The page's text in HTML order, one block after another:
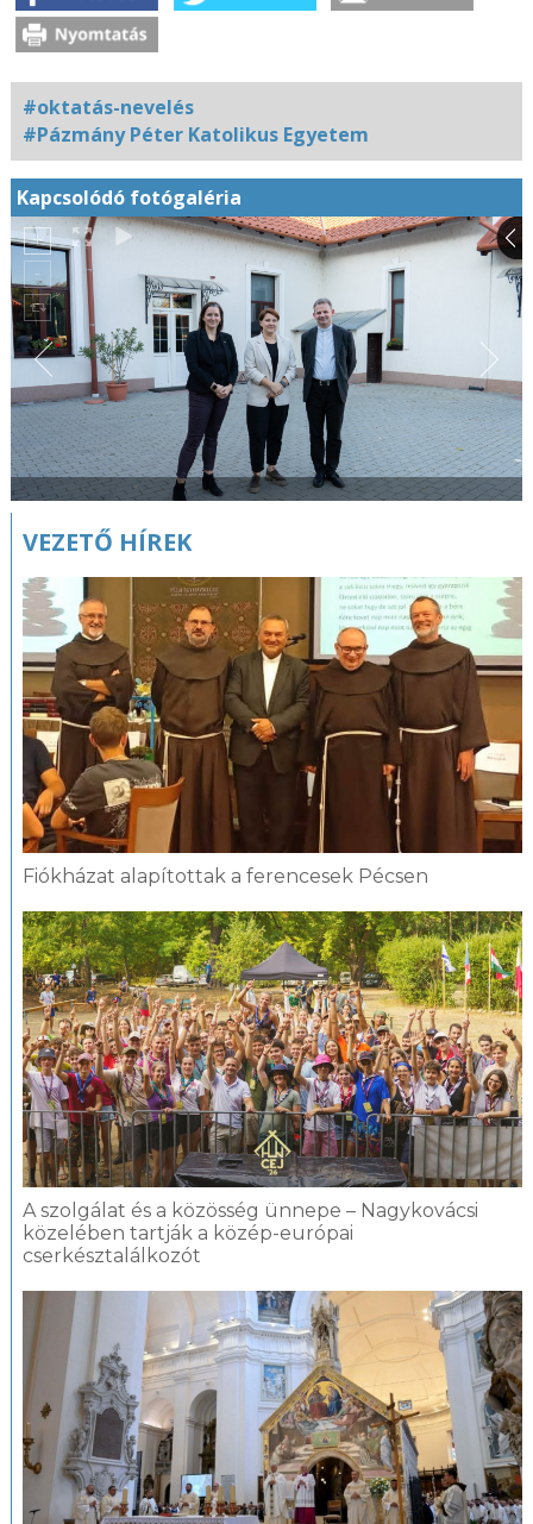
#oktatás-nevelés
#Pázmány Péter Katolikus Egyetem
Kapcsolódó fotógaléria
VEZETŐ HÍREK
Fiókházat alapítottak a ferencesek Pécsen
A szolgálat és a közösség ünnepe – Nagykovácsi
közelében tartják a közép-európai
cserkésztalálkozót